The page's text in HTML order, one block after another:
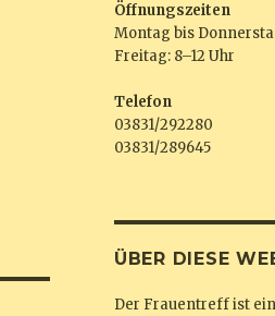
Öffnungszeiten
Montag bis
Freitag: 8–12 Uhr
Telefon
03831/292280
03831/289645
ÜBER DIESE
Der Frauentreff ist